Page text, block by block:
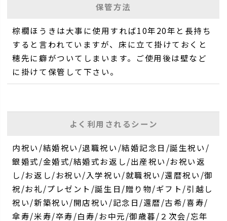
保管方法
棕櫚ほうきは大事に使用すれば10年20年と長持ち
すると言われていますが、床に立て掛けておくと
穂先に癖がついてしまいます。ご使用後は壁など
に掛けて保管して下さい。
よく利用されるシーン
内祝い/結婚祝い/退職祝い/結婚記念日/誕生祝い/
銀婚式/金婚式/結婚式お返し/出産祝い/お祝い返
し/お返し/お祝い/入学祝い/就職祝い/還暦祝い/御
祝/お礼/プレゼント/誕生日/贈り物/ギフト/引越し
祝い/新築祝い/開店祝い/記念日/還暦/古希/喜寿/
傘寿/米寿/卒寿/白寿/お中元/御歳暮/２次会/忘年